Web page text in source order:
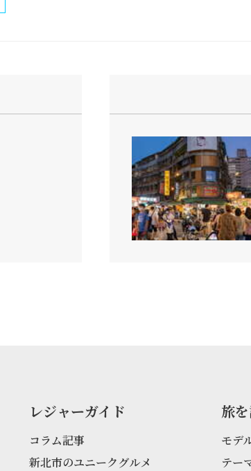
レジャーガイド
コラム記事
新北市のユニークグルメ
旅
モデ
テー